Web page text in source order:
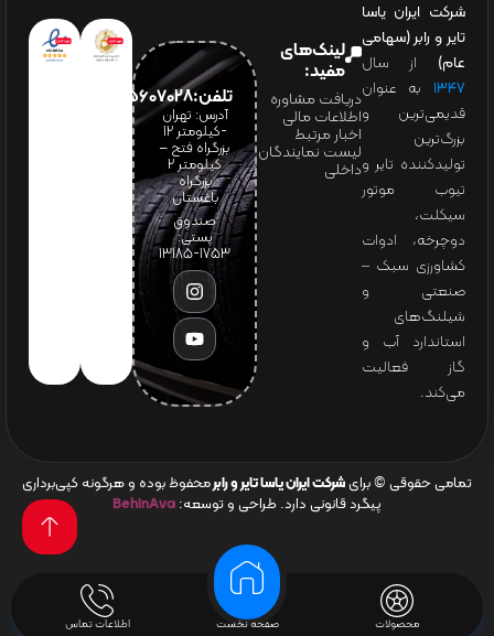
محصولات صفحه نخست اطلاعات تماس
شرکت ایران یاسا
تایر و رابر (سهامی
عام) از سال
۱۳۴۷ به عنوان
قدیمی‌ترین و
بزرگ‌ترین
تولیدکننده تایر و
تیوب موتور
سیکلت،
دوچرخه، ادوات
کشاورزی سبک –
صنعتی و
شیلنگ‌های
استاندارد آب و
گاز فعالیت
می‌کند.
لینک‌های
مفید:
دریافت مشاوره
اطلاعات مالی
اخبار مرتبط
لیست نمایندگان
داخلی
تلفن:65607028(021)
آدرس: تهران
-کیلومتر 12
بزرگراه فتح –
کیلومتر ۲
بزرگراه
باغستان
صندوق
پستی:
1753-13185
تمامی حقوقی © برای شرکت ایران یاسا تایر و رابرمحفوظ بوده و هرگونه کپی‌برداری
پیگرد قانونی دارد. طراحی و توسعه: BehinAva